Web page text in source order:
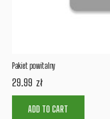
Pakiet powitalny
29.99 zł
ADD TO CART